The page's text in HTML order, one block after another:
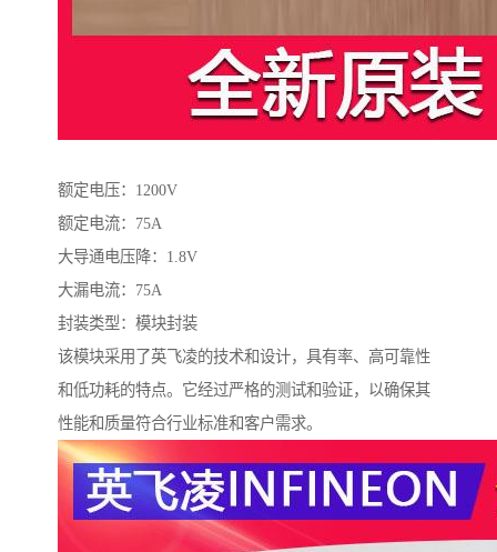
额定电压：1200V
额定电流：75A
大导通电压降：1.8V
大漏电流：75A
封装类型：模块封装
该模块采用了英飞凌的技术和设计，具有率、高可靠性
和低功耗的特点。它经过严格的测试和验证，以确保其
性能和质量符合行业标准和客户需求。